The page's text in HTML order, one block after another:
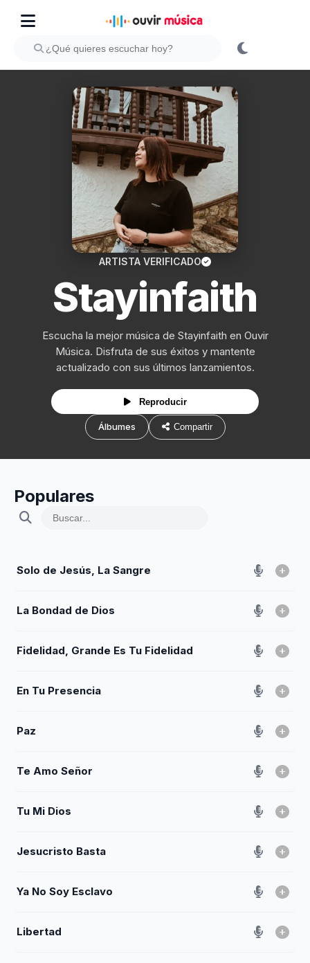
ARTISTA VERIFICADO
Stayinfaith
Escucha la mejor música de Stayinfaith en Ouvir
Música. Disfruta de sus éxitos y mantente
actualizado con sus últimos lanzamientos.
Reproducir
Álbumes Compartir
Populares
Solo de Jesús, La Sangre
La Bondad de Dios
Fidelidad, Grande Es Tu Fidelidad
En Tu Presencia
Paz
Te Amo Señor
Tu Mi Dios
Jesucristo Basta
Ya No Soy Esclavo
Libertad